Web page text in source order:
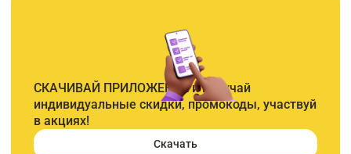
СКАЧИВАЙ ПРИЛОЖЕНИЕ и получай
индивидуальные скидки, промокоды, участвуй
в акциях!
Скачать